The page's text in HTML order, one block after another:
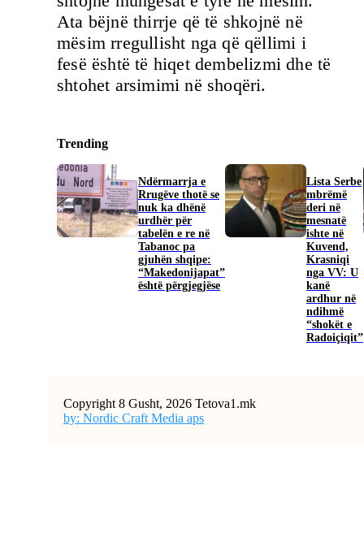
Ata bëjnë thirrje që të shkojnë në
mësim rregullisht nga që qëllimi i
fesë është të hiqet dembelizmi dhe të
shtohet arsimimi në shoqëri.
Trending
Ndërmarrja e
Rrugëve thotë se
nuk ka dhënë
urdhër për
tabelën e re në
Tabanoc pa
gjuhën shqipe:
“Makedonijapat”
është përgjegjëse
​Lista Serbe
mbrëmë
deri në
mesnatë
ishte në
Kuvend,
Krasniqi
nga VV: U
kanë
ardhur në
ndihmë
“shokët e
Radoiçiqit”
Copyright 8 Gusht, 2026 Tetova1.mk
by: Nordic Craft Media aps